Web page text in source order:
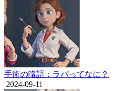
手術の略語：ラパってなに？
2024-09-11